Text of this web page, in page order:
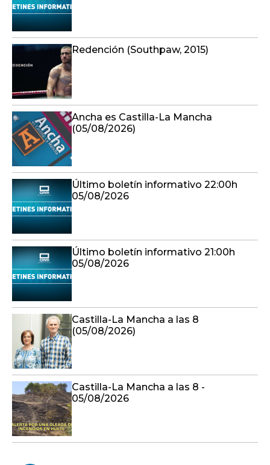
Redención (Southpaw, 2015)
Ancha es Castilla-La Mancha
(05/08/2026)
Último boletín informativo 22:00h
05/08/2026
Último boletín informativo 21:00h
05/08/2026
Castilla-La Mancha a las 8
(05/08/2026)
Castilla-La Mancha a las 8 -
05/08/2026